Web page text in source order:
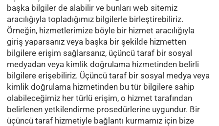
başka bilgiler de alabilir ve bunları web sitemiz
aracılığıyla topladığımız bilgilerle birleştirebiliriz.
Örneğin, hizmetlerimize böyle bir hizmet aracılığıyla
giriş yaparsanız veya başka bir şekilde hizmetten
bilgilere erişim sağlarsanız, üçüncü taraf bir sosyal
medyadan veya kimlik doğrulama hizmetinden belirli
bilgilere erişebiliriz. Üçüncü taraf bir sosyal medya veya
kimlik doğrulama hizmetinden bu tür bilgilere sahip
olabileceğimiz her türlü erişim, o hizmet tarafından
belirlenen yetkilendirme prosedürlerine uygundur. Bir
üçüncü taraf hizmetiyle bağlantı kurmamız için bize